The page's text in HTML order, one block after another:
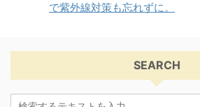
で紫外線対策も忘れずに。
SEARCH